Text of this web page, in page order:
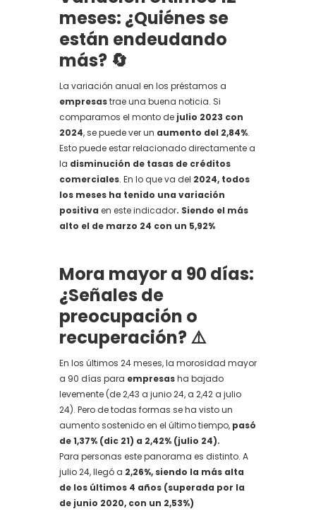
meses: ¿Quiénes se
están endeudando
más? 🔄
La variación anual en los préstamos a
empresastrae una buena noticia. Si
comparamos el monto de julio 2023 con
2024, se puede ver un aumento del 2,84%.
Esto puede estar relacionado directamente a
la disminución de tasas de créditos
comerciales. En lo que va del 2024, todos
los meses ha tenido una variación
positiva en este indicador. Siendo el más
alto el de marzo 24 con un 5,92%
Mora mayor a 90 días:
¿Señales de
preocupación o
recuperación? ⚠️
En los últimos 24 meses, la morosidad mayor
a 90 días para empresasha bajado
levemente (de 2,43 a junio 24, a 2,42 a julio
24). Pero de todas formas se ha visto un
aumento sostenido en el último tiempo, pasó
de 1,37% (dic 21) a 2,42% (julio 24).
Para personas este panorama es distinto. A
julio 24, llegó a 2,26%, siendo la más alta
de los últimos 4 años (superada por la
de junio 2020, con un 2,53%)